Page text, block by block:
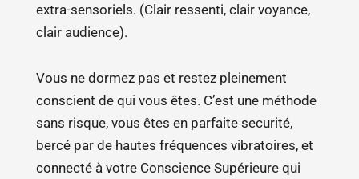
blessures
l’âme
extra-sensoriels. (Clair ressenti, clair voyance,
clair audience).
Vous ne dormez pas et restez pleinement
conscient de qui vous êtes. C’est une méthode
sans risque, vous êtes en parfaite securité,
bercé par de hautes fréquences vibratoires, et
connecté à votre Conscience Supérieure qui